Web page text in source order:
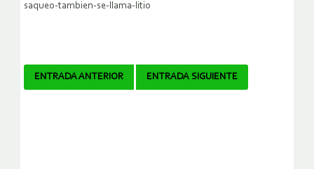
saqueo-tambien-se-llama-litio
Navegador
ENTRADA ANTERIOR ENTRADA SIGUIENTE